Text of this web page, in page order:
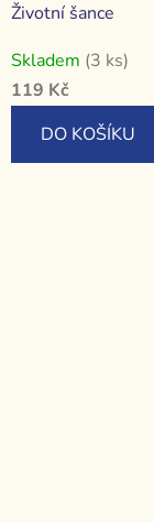
Životní šance
Skladem (3 ks)
119 Kč
DO KOŠÍKU